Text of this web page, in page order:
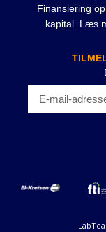
Finansiering
kapital. Læs